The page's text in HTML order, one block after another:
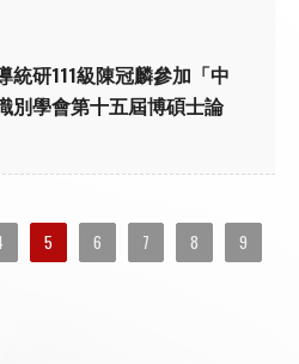
統研111級陳冠麟參加「中
別學會第十五屆博碩士論
5 6 7 8
9